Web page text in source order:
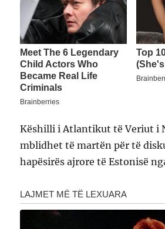
Këshilli i Atlantikut të Veriut i
mblidhet të martën për të
hapësirës ajrore të Estonisë